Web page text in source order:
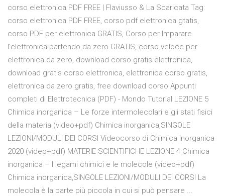
corso elettronica PDF FREE | Flaviusso & La Scaricata Tag:
corso elettronica PDF FREE, corso pdf elettronica gtatis,
corso PDF per elettronica GRATIS, Corso per Imparare
l’elettronica partendo da zero GRATIS, corso veloce per
elettronica da zero, download corso gratis elettronica,
download gratis corso elettronica, elettronica corso gratis,
elettronica da zero gratis, free download corso Appunti
completi di Elettrotecnica (PDF) - Mondo Tutorial LEZIONE 5
Chimica inorganica – Le forze intermolecolari e gli stati fisici
della materia (video+pdf) Chimica inorganica,SINGOLE
LEZIONI/MODULI DEI CORSI Videocorso di Chimica Inorganica
2020 (video+pdf) MATERIE SCIENTIFICHE LEZIONE 4 Chimica
inorganica – I legami chimici e le molecole (video+pdf)
Chimica inorganica,SINGOLE LEZIONI/MODULI DEI CORSI La
molecola è la parte più piccola in cui si può pensare ...